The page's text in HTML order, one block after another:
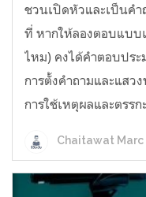
ชวนเปิดหัวและเป็นค
ที่ หากให้ลองตอบแบบ
ไหม) คงได้คำตอบปร
การตั้งคำถามและแสว
การใช้เหตุผลและตรร
Chaitawat Marc